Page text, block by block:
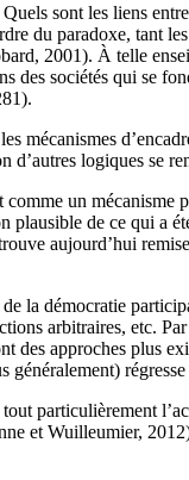
sont les liens
du paradoxe, tant
2001). À telle
des sociétés qui se
mécanismes
d’autres logiques se
un mécanisme
plausible de ce qui a
aujourd’hui
la démocratie
arbitraires, etc. Par
des approches plus
généralement)
particulièrement
et Wuilleumier,